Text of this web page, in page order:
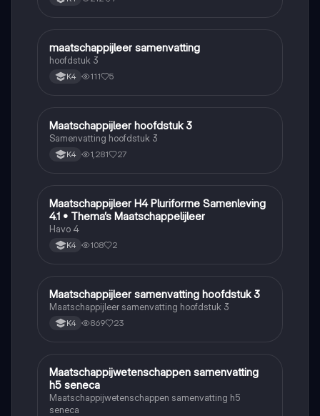
Maatschappijleer
maatschappijleer samenvatting
hoofdstuk 3
K4 111 5
Maatschappijleer
Maatschappijleer hoofdstuk 3
Samenvatting hoofdstuk 3
K4 1,281 27
Maatschappijleer
Maatschappijleer H4 Pluriforme Samenleving
4.1 • Thema’s Maatschappelijleer
Havo 4
K4 108 2
Maatschappijleer
Maatschappijleer samenvatting hoofdstuk 3
Maatschappijleer samenvatting hoofdstuk 3
K4 869 23
Maatschappijleer
Maatschappijwetenschappen samenvatting
h5 seneca
Maatschappijwetenschappen samenvatting h5
seneca